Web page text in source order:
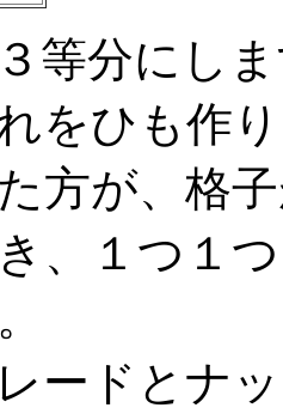
等分にし
をひも作
方が、格
、１つ１
ードとナ